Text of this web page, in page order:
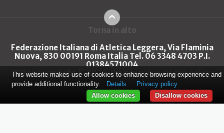
Torna in alto
Federazione Italiana di Atletica Leggera, Via Flaminia
Nuova, 830 00191 Roma Italia Tel. 06 3348 4703 P.I.
01384571004
FIDAL Copyright © 2026 Privacy policy Cookie policy
This website makes use of cookies to enhance browsing experience and
provide additional functionality.
Details
Privacy policy
Disallow cookies
Allow cookies